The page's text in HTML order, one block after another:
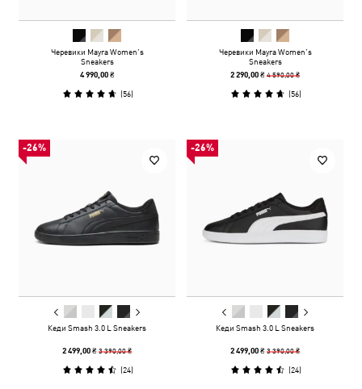
Черевики Mayra Women’s
Sneakers
4 990,00 ₴
(56)
Черевики Mayra Women’s
Sneakers
2 290,00 ₴4 590,00 ₴
(56)
-26%
Кеди Smash 3.0 L Sneakers
2 499,00 ₴3 390,00 ₴
(24)
-26%
Кеди Smash 3.0 L Sneakers
2 499,00 ₴3 390,00 ₴
(24)